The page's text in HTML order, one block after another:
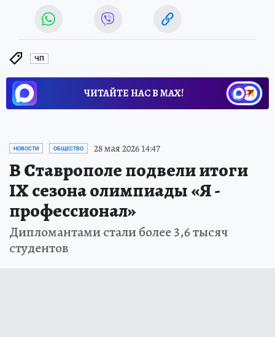
ЧП
ЧИТАЙТЕ НАС В МАХ!
НОВОСТИ ОБЩЕСТВО 28 мая 2026 14:47
В Ставрополе подвели итоги
IX сезона олимпиады «Я -
профессионал»
Дипломантами стали более 3,6 тысяч
студентов